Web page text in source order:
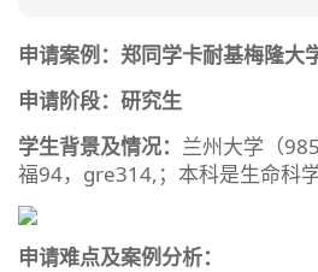
申请案例：郑同学卡耐基梅隆大
申请阶段：研究生
学生背景及情况： 兰州大学（
福94，gre314,；本科是生命科
申请难点及案例分析：